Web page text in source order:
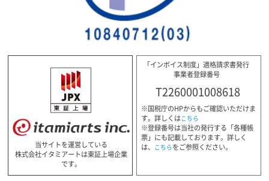
当サイトを運営している
株式会社イタミアートは東証上場企業
です。
「インボイス制度」適格請求書発行
事業者登録番号
T2260001008618
※国税庁のHPからもご確認いただけま
す。詳しくはこちら
※登録番号は当社の発行する「各種帳
票」にも記載しております。詳しく
は、 こちらをご参照ください。